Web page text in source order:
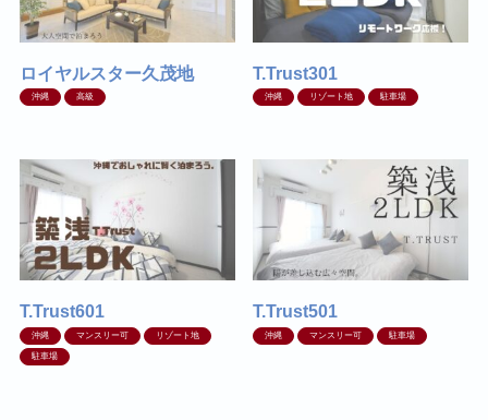
ロイヤルスター久茂地
沖縄 高級
T.Trust301
沖縄 リゾート地 駐車場
T.Trust601
沖縄 マンスリー可 リゾート地
駐車場
T.Trust501
沖縄 マンスリー可 駐車場